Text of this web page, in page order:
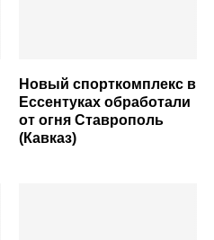
Новый спорткомплекс в
Ессентуках обработали
от огня Ставрополь
(Кавказ)